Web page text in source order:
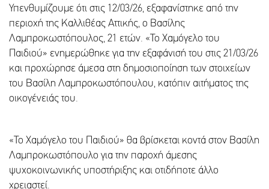
Υπενθυμίζουμε ότι στις 12/03/26, εξαφανίστηκε από την
περιοχή της Καλλιθέας Αττικής, ο Βασίλης
Λαμπροκωστόπουλος, 21 ετών. «Το Χαμόγελο του
Παιδιού» ενημερώθηκε για την εξαφάνισή του στις 21/03/26
και προχώρησε άμεσα στη δημοσιοποίηση των στοιχείων
του Βασίλη Λαμπροκωστόπουλου, κατόπιν αιτήματος της
οικογένειάς του.
«To Χαμόγελο του Παιδιού» θα βρίσκεται κοντά στον Βασίλη
Λαμπροκωστόπουλο για την παροχή άμεσης
ψυχοκοινωνικής υποστήριξης και οτιδήποτε άλλο
χρειαστεί.